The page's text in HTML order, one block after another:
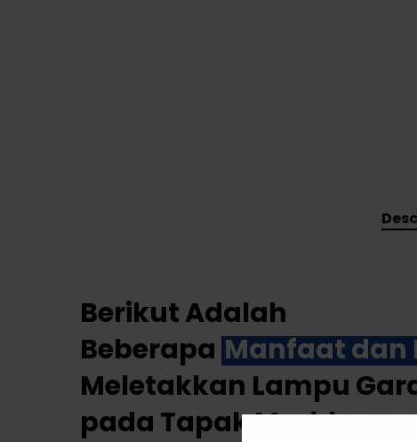
Berikut Adalah
Beberapa Manfaat dan
Meletakkan Lampu
pada Tapak Marble